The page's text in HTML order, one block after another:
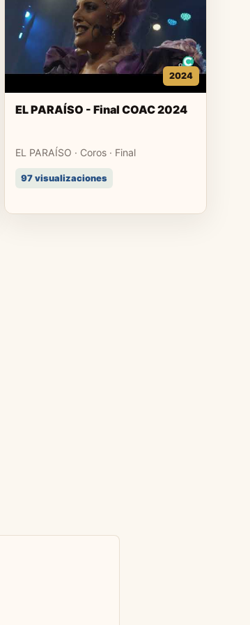
2024
EL PARAÍSO - Final COAC 2024
EL PARAÍSO · Coros · Final
97 visualizaciones